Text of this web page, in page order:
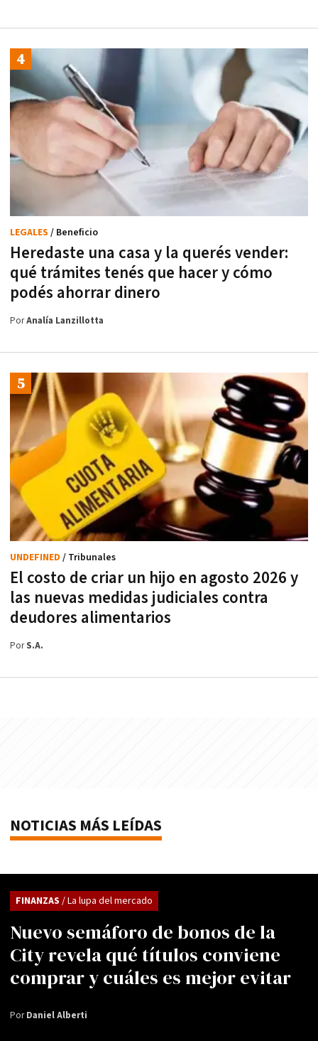
Heredaste una casa y la querés vender:
qué trámites tenés que hacer y cómo
podés ahorrar dinero
LEGALES / Beneficio
PorAnalía Lanzillotta
El costo de criar un hijo en agosto 2026 y
las nuevas medidas judiciales contra
deudores alimentarios
UNDEFINED / Tribunales
PorS.A.
NOTICIAS MÁS LEÍDAS
Nuevo semáforo de bonos de la
City revela qué títulos conviene
comprar y cuáles es mejor evitar
FINANZAS / La lupa del mercado
PorDaniel Alberti